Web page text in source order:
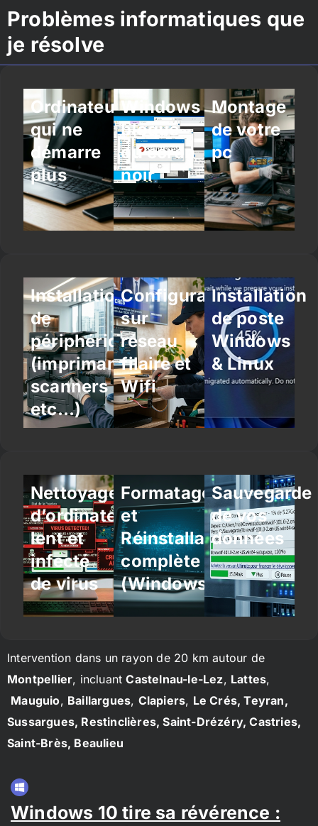
Problèmes informatiques que
je résolve
Ordinateur
qui ne
démarre
plus
Windows
bloqué
ou écran
noir
Montage
de votre
pc
Installation
de
périphériques
(imprimantes,
scanners
etc…)
Configuration
sur
réseau
filaire et
Wifi
Installation
de poste
Windows
& Linux
Nettoyage
d’ordinateur
lent et
infecté
de virus
Formatage
et
Réinstallation
complète
(Windows/Linux)
Sauvegarde
de vos
données
Intervention dans un rayon de 20 km autour de
Montpellier, incluantCastelnau-le-Lez, Lattes,
Mauguio, Baillargues, Clapiers, Le Crés, Teyran,
Sussargues, Restinclières, Saint-Drézéry, Castries,
Saint-Brès, Beaulieu
Windows 10 tire sa révérence :